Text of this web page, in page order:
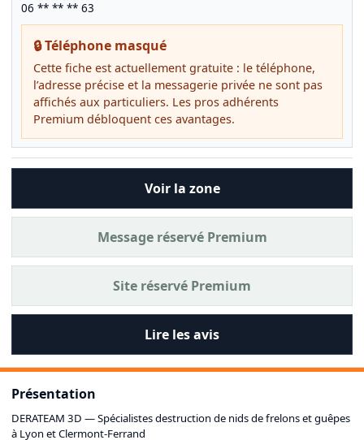
Présentation
DERATEAM 3D — Spécialistes destruction de nids de frelons et guêpes
à Lyon et Clermont-Ferrand
06 ** ** ** 63
🔒 Téléphone masqué
Cette fiche est actuellement gratuite : le téléphone,
l’adresse précise et la messagerie privée ne sont pas
affichés aux particuliers. Les pros adhérents
Premium débloquent ces avantages.
Voir la zone
Message réservé Premium
Site réservé Premium
Lire les avis